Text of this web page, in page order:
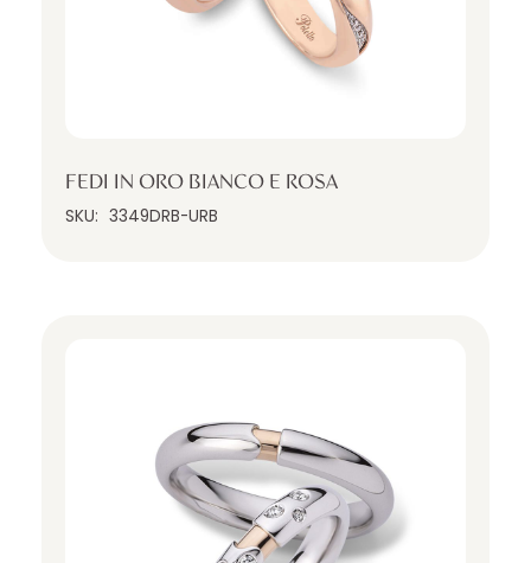
FEDI IN ORO BIANCO E ROSA
SKU: 3349DRB-URB